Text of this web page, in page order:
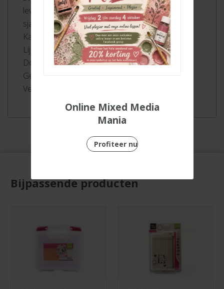
levensduur en schoon werken met linialen en
sjablonen
Kan lang zonder dop zonder uit te drogen
Lijndikte 0,4 mm
Dop past achterop de pen
Geventileerde dop
Verkrijgbaar in 65 kleuren
Bijpassende producten
Online Mixed Media
Mania
Profiteer nu